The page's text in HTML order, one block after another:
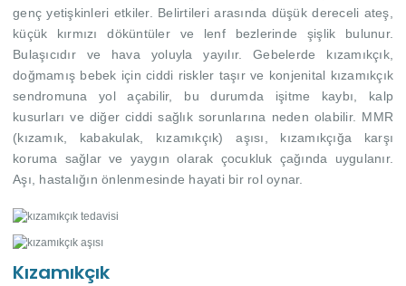
genç yetişkinleri etkiler. Belirtileri arasında düşük dereceli ateş,
küçük kırmızı döküntüler ve lenf bezlerinde şişlik bulunur.
Bulaşıcıdır ve hava yoluyla yayılır. Gebelerde kızamıkçık,
doğmamış bebek için ciddi riskler taşır ve konjenital kızamıkçık
sendromuna yol açabilir, bu durumda işitme kaybı, kalp
kusurları ve diğer ciddi sağlık sorunlarına neden olabilir. MMR
(kızamık, kabakulak, kızamıkçık) aşısı, kızamıkçığa karşı
koruma sağlar ve yaygın olarak çocukluk çağında uygulanır.
Aşı, hastalığın önlenmesinde hayati bir rol oynar.
Kızamıkçık